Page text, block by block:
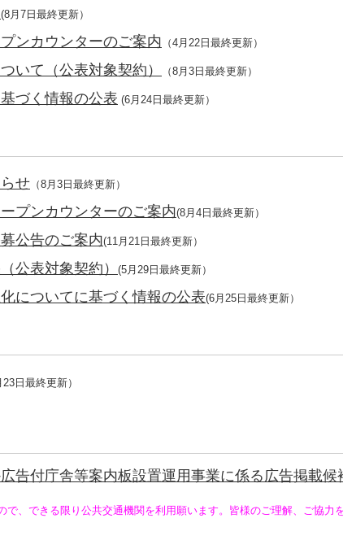
(8月7日最終更新）
ンカウンターのご案内 （4月22日最終更新）
いて（公表対象契約） （8月3日最終更新）
づく情報の公表 (6月24日最終更新）
せ （8月3日最終更新）
プンカウンターのご案内(8月4日最終更新）
公告のご案内(11月21日最終更新）
公表対象契約） (5月29日最終更新）
についてに基づく情報の公表(6月25日最終更新）
23日最終更新）
告付庁舎等案内板設置運用事業に係る広告掲載候
、できる限り公共交通機関を利用願います。皆様のご理解、ご協力を